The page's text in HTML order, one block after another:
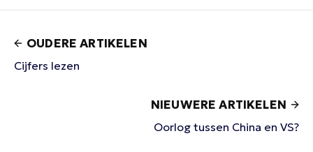
OUDERE ARTIKELEN
Cijfers lezen
NIEUWERE ARTIKELEN
Oorlog tussen China en VS?